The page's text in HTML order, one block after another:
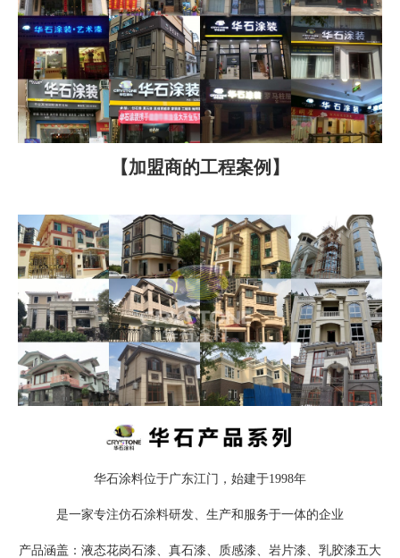
【加盟商的工程案例】
华石涂料位于广东江门，始建于1998年
是一家专注仿石涂料研发、生产和服务于一体的企业
产品涵盖：液态花岗石漆、真石漆、质感漆、岩片漆、乳胶漆五大